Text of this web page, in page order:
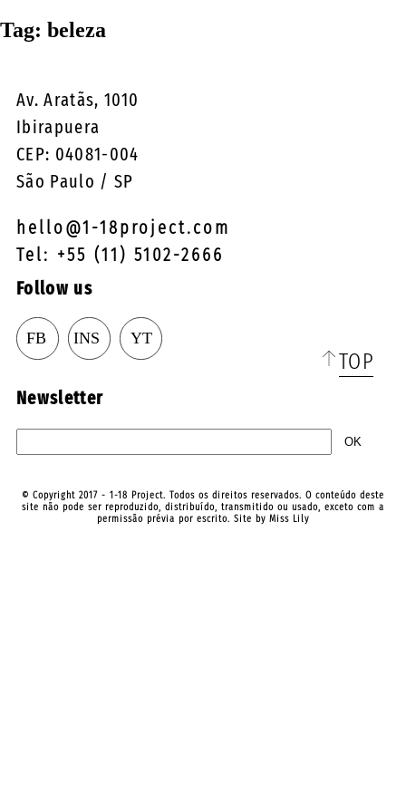
Tag: beleza
Av. Aratãs, 1010
Ibirapuera
CEP: 04081-004
São Paulo / SP
hello@1-18project.com
Tel: +55 (11) 5102-2666
Follow us
Newsletter
TOP
© Copyright 2017 - 1-18 Project. Todos os direitos reservados. O conteúdo deste
site não pode ser reproduzido, distribuído, transmitido ou usado, exceto com a
permissão prévia por escrito. Site by Miss Lily